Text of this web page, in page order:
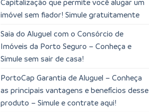
imóvel sem fiador! Simule gratuitamente
Saia do Aluguel com o Consórcio de
Imóveis da Porto Seguro – Conheça e
Simule sem sair de casa!
PortoCap Garantia de Aluguel – Conheça
as principais vantagens e benefícios desse
produto – Simule e contrate aqui!